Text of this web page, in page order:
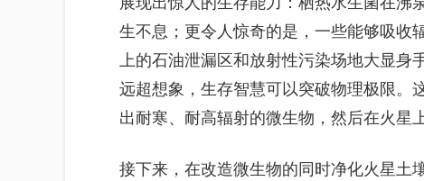
生不息；更令人惊奇的是，一些能够吸收
上的石油泄漏区和放射性污染场地大显身
远超想象，生存智慧可以突破物理极限。
出耐寒、耐高辐射的微生物，然后在火星
接下来，在改造微生物的同时净化火星土